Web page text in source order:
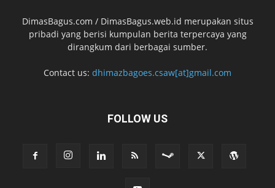
DimasBagus.com / DimasBagus.web.id merupakan situs
pribadi yang berisi kumpulan berita terpercaya yang
dirangkum dari berbagai sumber.
Contact us: dhimazbagoes.csaw[at]gmail.com
FOLLOW US